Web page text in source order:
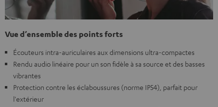
Vue d’ensemble des points forts
Écouteurs intra-auriculaires aux dimensions ultra-compactes
Rendu audio linéaire pour un son fidèle à sa source et des basses
vibrantes
Protection contre les éclaboussures (norme IP54), parfait pour
l'extérieur